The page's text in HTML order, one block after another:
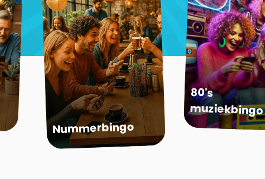
Nummerbingo
80's
muziekbingo